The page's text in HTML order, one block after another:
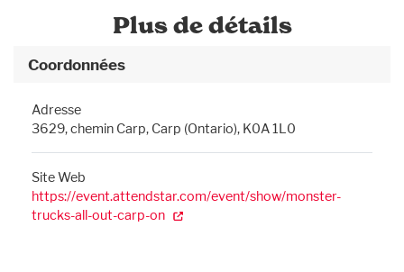
Plus de détails
Coordonnées
Adresse
3629, chemin Carp, Carp (Ontario), K0A 1L0
Site Web
https://event.attendstar.com/event/show/monster-
trucks-all-out-carp-on